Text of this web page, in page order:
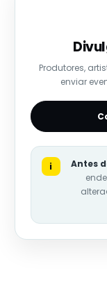
Produtores,
enviar
i Antes